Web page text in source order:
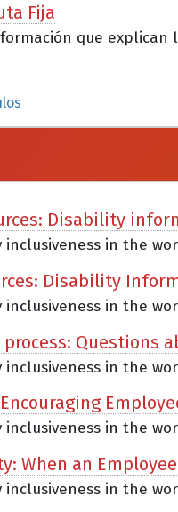
Fija
que explican
Disability
in the
Disability
in the
Questions
in the
in the
When an
in the